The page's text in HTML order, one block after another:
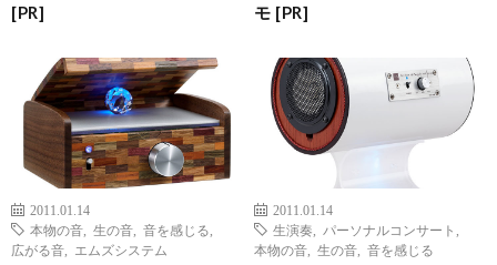
[PR]
モ [PR]
2011.01.14
本物の音
生の音 音を感じる
広がる音
エムズシステム
2011.01.14
生演奏
パーソナルコンサート
本物の音
生の音 音を感じる